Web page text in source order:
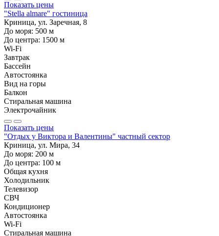
Показать цены
"Stella almare" гостиница
Криница, ул. Заречная, 8
До моря: 500 м
До центра: 1500 м
Wi-Fi
Завтрак
Бассейн
Автостоянка
Вид на горы
Балкон
Стиральная машина
Электрочайник
Показать цены
"Отдых у Виктора и Валентины" частный сектор
Криница, ул. Мира, 34
До моря: 200 м
До центра: 100 м
Общая кухня
Холодильник
Телевизор
СВЧ
Кондиционер
Автостоянка
Wi-Fi
Стиральная машина